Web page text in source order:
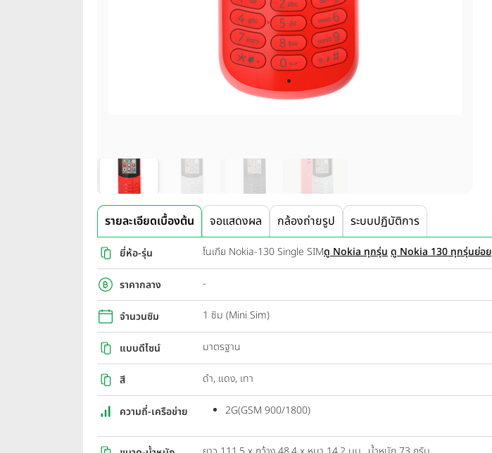
รายละเอียดเบื้องต้น จอแสดงผล กล้องถ่ายรูป ระบบปฏิบัติการ
ยี่ห้อ-รุ่น โนเกีย Nokia-130 Single SIMดู Nokia ทุกรุ่น ดู Nokia 130 ทุกรุ่นย่อย
ราคากลาง -
จำนวนซิม 1 ซิม (Mini Sim)
แบบดีไซน์ มาตรฐาน
สี ดำ, แดง, เทา
ความถี่-เครือข่าย 2G(GSM 900/1800)